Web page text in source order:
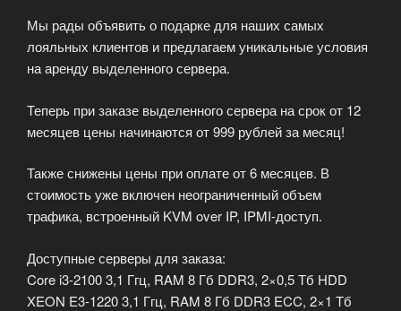
Мы рады объявить о подарке для наших самых
лояльных клиентов и предлагаем уникальные условия
на аренду выделенного сервера.
Теперь при заказе выделенного сервера на срок от 12
месяцев цены начинаются от 999 рублей за месяц!
Также снижены цены при оплате от 6 месяцев. В
стоимость уже включен неограниченный объем
трафика, встроенный KVM over IP, IPMI-доступ.
Доступные серверы для заказа:
Core i3-2100 3,1 Ггц, RAM 8 Гб DDR3, 2×0,5 Тб HDD
XEON E3-1220 3,1 Ггц, RAM 8 Гб DDR3 ECC, 2×1 Тб